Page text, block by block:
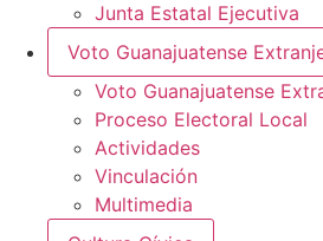
Junta Estatal Ejecutiva
Voto Guanajuatense
Voto Guanajuatense
Proceso Electoral Local
Actividades
Vinculación
Multimedia